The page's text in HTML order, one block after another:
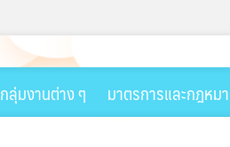
กลุ่มงานต่าง ๆ มาตรการและกฎหม